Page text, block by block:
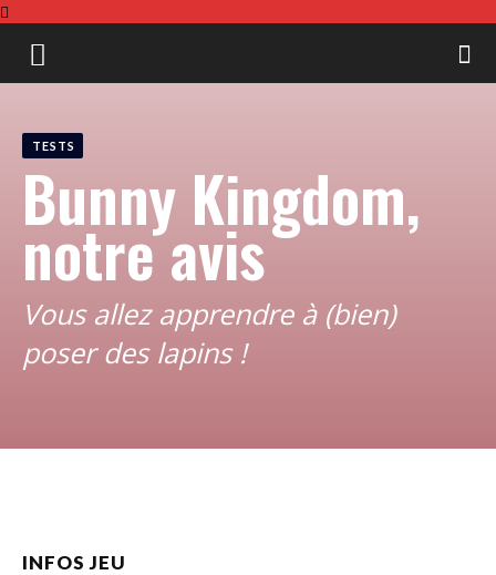
Board
Gamer
TESTS
Bunny Kingdom,
notre avis
Vous allez apprendre à (bien)
poser des lapins !
INFOS JEU